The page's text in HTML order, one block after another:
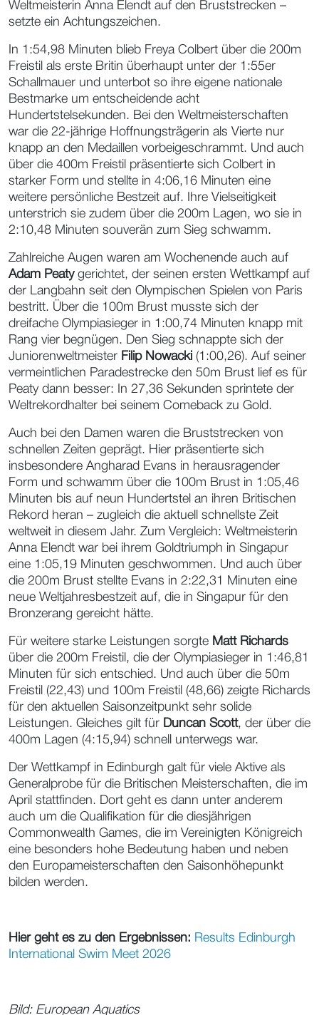
Weltmeisterin Anna Elendt auf den Bruststrecken –
setzte ein Achtungszeichen.
In 1:54,98 Minuten blieb Freya Colbert über die 200m
Freistil als erste Britin überhaupt unter der 1:55er
Schallmauer und unterbot so ihre eigene nationale
Bestmarke um entscheidende acht
Hundertstelsekunden. Bei den Weltmeisterschaften
war die 22-jährige Hoffnungsträgerin als Vierte nur
knapp an den Medaillen vorbeigeschrammt. Und auch
über die 400m Freistil präsentierte sich Colbert in
starker Form und stellte in 4:06,16 Minuten eine
weitere persönliche Bestzeit auf. Ihre Vielseitigkeit
unterstrich sie zudem über die 200m Lagen, wo sie in
2:10,48 Minuten souverän zum Sieg schwamm.
Zahlreiche Augen waren am Wochenende auch auf
Adam Peaty gerichtet, der seinen ersten Wettkampf auf
der Langbahn seit den Olympischen Spielen von Paris
bestritt. Über die 100m Brust musste sich der
dreifache Olympiasieger in 1:00,74 Minuten knapp mit
Rang vier begnügen. Den Sieg schnappte sich der
Juniorenweltmeister Filip Nowacki (1:00,26). Auf seiner
vermeintlichen Paradestrecke den 50m Brust lief es für
Peaty dann besser: In 27,36 Sekunden sprintete der
Weltrekordhalter bei seinem Comeback zu Gold.
Auch bei den Damen waren die Bruststrecken von
schnellen Zeiten geprägt. Hier präsentierte sich
insbesondere Angharad Evans in herausragender
Form und schwamm über die 100m Brust in 1:05,46
Minuten bis auf neun Hundertstel an ihren Britischen
Rekord heran – zugleich die aktuell schnellste Zeit
weltweit in diesem Jahr. Zum Vergleich: Weltmeisterin
Anna Elendt war bei ihrem Goldtriumph in Singapur
eine 1:05,19 Minuten geschwommen. Und auch über
die 200m Brust stellte Evans in 2:22,31 Minuten eine
neue Weltjahresbestzeit auf, die in Singapur für den
Bronzerang gereicht hätte.
Für weitere starke Leistungen sorgte Matt Richards
über die 200m Freistil, die der Olympiasieger in 1:46,81
Minuten für sich entschied. Und auch über die 50m
Freistil (22,43) und 100m Freistil (48,66) zeigte Richards
für den aktuellen Saisonzeitpunkt sehr solide
Leistungen. Gleiches gilt für Duncan Scott, der über die
400m Lagen (4:15,94) schnell unterwegs war.
Der Wettkampf in Edinburgh galt für viele Aktive als
Generalprobe für die Britischen Meisterschaften, die im
April stattfinden. Dort geht es dann unter anderem
auch um die Qualifikation für die diesjährigen
Commonwealth Games, die im Vereinigten Königreich
eine besonders hohe Bedeutung haben und neben
den Europameisterschaften den Saisonhöhepunkt
bilden werden.
Hier geht es zu den Ergebnissen: Results Edinburgh
International Swim Meet 2026
Bild: European Aquatics